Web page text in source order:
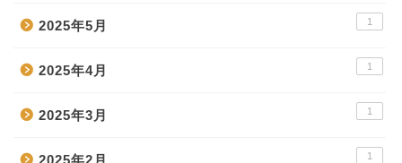
2025年5月 1
2025年4月 1
2025年3月 1
1